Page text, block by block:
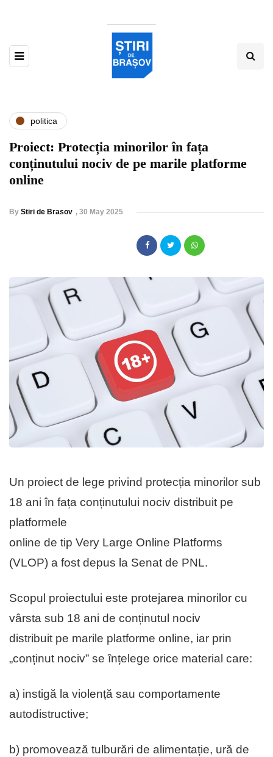
politica
Proiect: Protecția minorilor în fața
conținutului nociv de pe marile platforme
online
By Stiri de Brasov , 30 May 2025
Un proiect de lege privind protecția minorilor sub
18 ani în fața conținutului nociv distribuit pe
platformele
online de tip Very Large Online Platforms
(VLOP) a fost depus la Senat de PNL.
Scopul proiectului este protejarea minorilor cu
vârsta sub 18 ani de conținutul nociv
distribuit pe marile platforme online, iar prin
„conținut nociv” se înțelege orice material care:
a) instigă la violență sau comportamente
autodistructive;
b) promovează tulburări de alimentație, ură de